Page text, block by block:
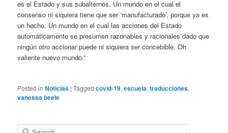
es el Estado y sus subalternos. Un mundo en el cual el
consenso ni siquiera tiene que ser ‘manufacturado’, porque ya es
un hecho. Un mundo en el cual las acciones del Estado
automáticamente se presumen razonables y racionales dado que
ningún otro accionar puede ni siquiera ser concebible. Oh
valiente nuevo mundo.”
Posted in Noticias |Tagged covid-19,escuela,traducciones,
vanessa beele